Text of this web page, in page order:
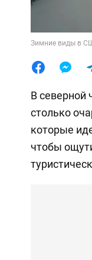
Зимние виды в
В северной
столько
которые
чтобы